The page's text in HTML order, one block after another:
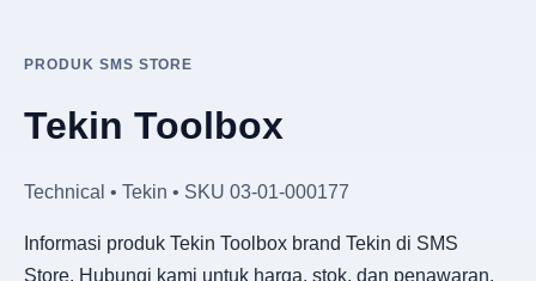
PRODUK SMS STORE
Tekin Toolbox
Technical • Tekin • SKU 03-01-000177
Informasi produk Tekin Toolbox brand Tekin di SMS
Store. Hubungi kami untuk harga, stok, dan penawaran.